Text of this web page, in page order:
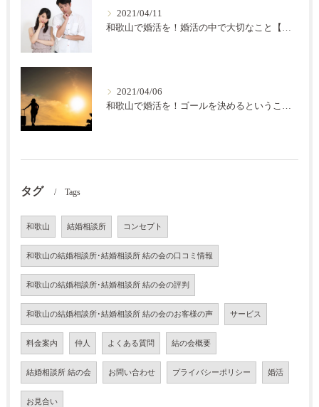
2021/04/11
和歌山で婚活を！婚活の中で大切なこと【結の会】
2021/04/06
和歌山で婚活を！ゴールを決めるということ【結の会】
タグ Tags
和歌山 結婚相談所 コンセプト
和歌山の結婚相談所･結婚相談所 結の会の口コミ情報
和歌山の結婚相談所･結婚相談所 結の会の評判
和歌山の結婚相談所･結婚相談所 結の会のお客様の声 サービス
料金案内 仲人 よくある質問 結の会概要
結婚相談所 結の会 お問い合わせ プライバシーポリシー 婚活
お見合い